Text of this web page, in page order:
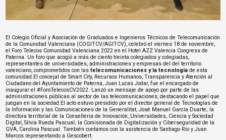
El Colegio Oficial y Asociación de Graduados e Ingenieros Técnicos de Telecomunicación
de la Comunidad Valenciana (COGITCV/AGITCV), celebró el viernes 18 de noviembre,
el Foro Telecos Comunidad Valenciana 2022 en el Hotel AZZ Valencia Congress de
Paterna. Un foro que acogió a más de ciento treinta colegiados y colegiadas,
representantes de universidades, administraciones y empresas del del territorio
valenciano, comprometidos con lastelecomunicaciones y la tecnología de esta
comunidad. El concejal de Smart City, Recursos Humanos, Transparencia y Atención al
Ciudadano del Ayuntamiento de Paterna,Juan Lucas Jodar, fue el encargado de
inaugurar el #ForoTelecosCV2022. Lanzó un mensaje de apoyo por parte de las
administraciones públicas al sector de las telecomunicaciones, destacando el papel que
juegan en la sociedad.El acto estuvo presidido por el director general de Tecnologías de
la Información y las Comunicaciones de la Generalitat,José Manuel García Duarte; la
directora territorial de la Conselleria de Innovación, Universidades, Ciencia y Sociedad
Digital,Silvia Rueda Pascual; la Comisionada de Digitalización y Ciberseguridad de la
GVA, Carolina Pascual. También contamos con la asistencia de Santiago Río y Juan
Marcos representando a Gescobert.